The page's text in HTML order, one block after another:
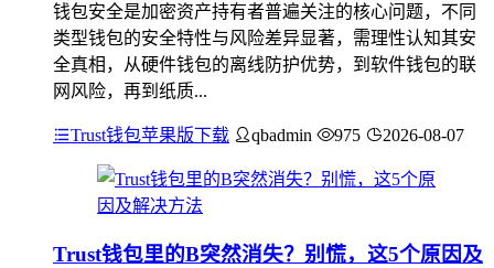
钱包安全是加密资产持有者普遍关注的核心问题，不同
类型钱包的安全特性与风险差异显著，需理性认知其安
全真相，从硬件钱包的离线防护优势，到软件钱包的联
网风险，再到纸质...
Trust钱包苹果版下载 qbadmin 975 2026-08-07
Trust钱包里的B突然消失？别慌，这5个原因及